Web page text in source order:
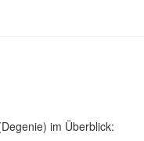
im Überblick: